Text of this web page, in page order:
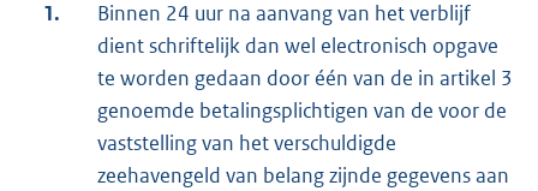
1.
Binnen 24 uur na aanvang van het verblijf
dient schriftelijk dan wel electronisch opgave
te worden gedaan door één van de in artikel 3
genoemde betalingsplichtigen van de voor de
vaststelling van het verschuldigde
zeehavengeld van belang zijnde gegevens aan